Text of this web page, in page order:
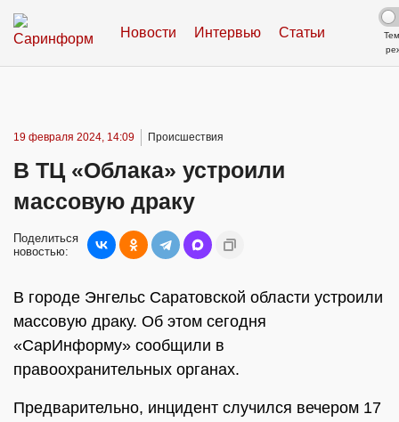
Новости Интервью Статьи
19 февраля 2024, 14:09 Происшествия
В ТЦ «Облака» устроили
массовую драку
Поделиться
новостью:
В городе Энгельс Саратовской области устроили
массовую драку. Об этом сегодня
«СарИнформу» сообщили в
правоохранительных органах.
Предварительно, инцидент случился вечером 17